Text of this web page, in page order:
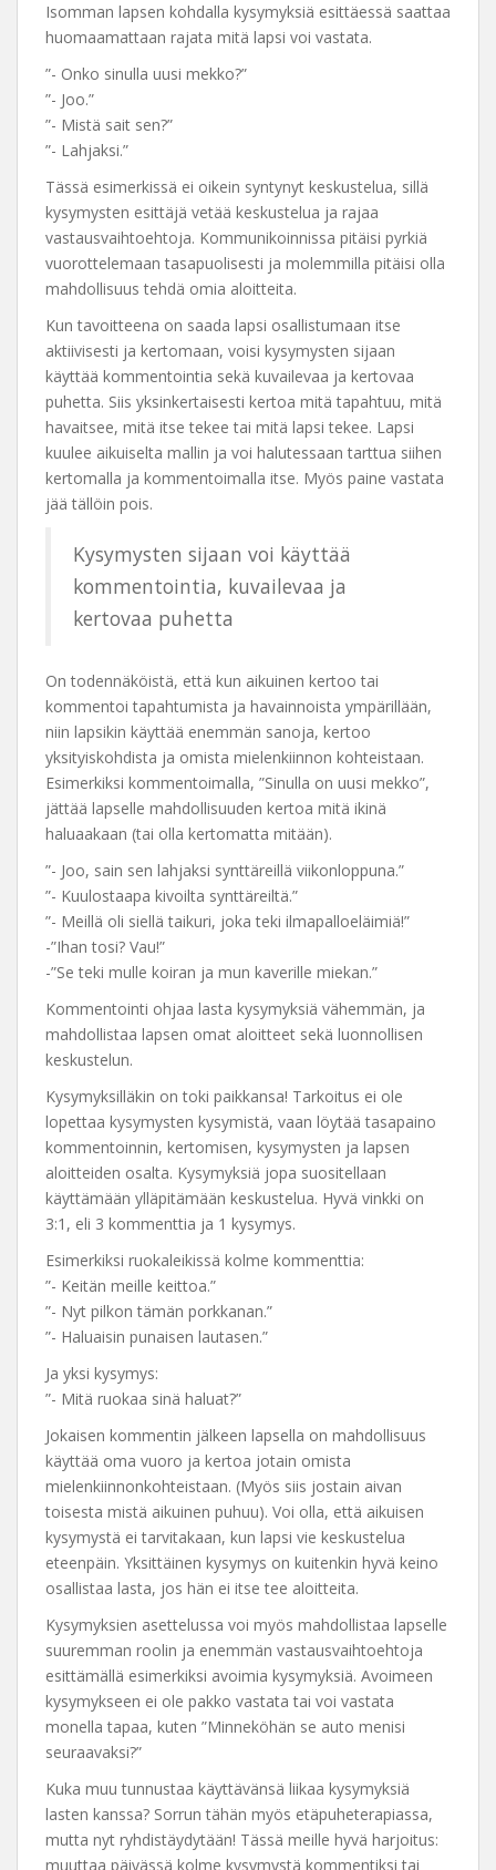
Isomman lapsen kohdalla kysymyksiä esittäessä saattaa
huomaamattaan rajata mitä lapsi voi vastata.
”- Onko sinulla uusi mekko?”
”- Joo.”
”- Mistä sait sen?”
”- Lahjaksi.”
Tässä esimerkissä ei oikein syntynyt keskustelua, sillä
kysymysten esittäjä vetää keskustelua ja rajaa
vastausvaihtoehtoja. Kommunikoinnissa pitäisi pyrkiä
vuorottelemaan tasapuolisesti ja molemmilla pitäisi olla
mahdollisuus tehdä omia aloitteita.
Kun tavoitteena on saada lapsi osallistumaan itse
aktiivisesti ja kertomaan, voisi kysymysten sijaan
käyttää kommentointia sekä kuvailevaa ja kertovaa
puhetta. Siis yksinkertaisesti kertoa mitä tapahtuu, mitä
havaitsee, mitä itse tekee tai mitä lapsi tekee. Lapsi
kuulee aikuiselta mallin ja voi halutessaan tarttua siihen
kertomalla ja kommentoimalla itse. Myös paine vastata
jää tällöin pois.
Kysymysten sijaan voi käyttää
kommentointia, kuvailevaa ja
kertovaa puhetta
On todennäköistä, että kun aikuinen kertoo tai
kommentoi tapahtumista ja havainnoista ympärillään,
niin lapsikin käyttää enemmän sanoja, kertoo
yksityiskohdista ja omista mielenkiinnon kohteistaan.
Esimerkiksi kommentoimalla, ”Sinulla on uusi mekko”,
jättää lapselle mahdollisuuden kertoa mitä ikinä
haluaakaan (tai olla kertomatta mitään).
”- Joo, sain sen lahjaksi synttäreillä viikonloppuna.”
”- Kuulostaapa kivoilta synttäreiltä.”
”- Meillä oli siellä taikuri, joka teki ilmapalloeläimiä!”
-”Ihan tosi? Vau!”
-”Se teki mulle koiran ja mun kaverille miekan.”
Kommentointi ohjaa lasta kysymyksiä vähemmän, ja
mahdollistaa lapsen omat aloitteet sekä luonnollisen
keskustelun.
Kysymyksilläkin on toki paikkansa! Tarkoitus ei ole
lopettaa kysymysten kysymistä, vaan löytää tasapaino
kommentoinnin, kertomisen, kysymysten ja lapsen
aloitteiden osalta. Kysymyksiä jopa suositellaan
käyttämään ylläpitämään keskustelua. Hyvä vinkki on
3:1, eli 3 kommenttia ja 1 kysymys.
Esimerkiksi ruokaleikissä kolme kommenttia:
”- Keitän meille keittoa.”
”- Nyt pilkon tämän porkkanan.”
”- Haluaisin punaisen lautasen.”
Ja yksi kysymys:
”- Mitä ruokaa sinä haluat?”
Jokaisen kommentin jälkeen lapsella on mahdollisuus
käyttää oma vuoro ja kertoa jotain omista
mielenkiinnonkohteistaan. (Myös siis jostain aivan
toisesta mistä aikuinen puhuu). Voi olla, että aikuisen
kysymystä ei tarvitakaan, kun lapsi vie keskustelua
eteenpäin. Yksittäinen kysymys on kuitenkin hyvä keino
osallistaa lasta, jos hän ei itse tee aloitteita.
Kysymyksien asettelussa voi myös mahdollistaa lapselle
suuremman roolin ja enemmän vastausvaihtoehtoja
esittämällä esimerkiksi avoimia kysymyksiä. Avoimeen
kysymykseen ei ole pakko vastata tai voi vastata
monella tapaa, kuten ”Minneköhän se auto menisi
seuraavaksi?”
Kuka muu tunnustaa käyttävänsä liikaa kysymyksiä
lasten kanssa? Sorrun tähän myös etäpuheterapiassa,
mutta nyt ryhdistäydytään! Tässä meille hyvä harjoitus:
muuttaa päivässä kolme kysymystä kommentiksi tai